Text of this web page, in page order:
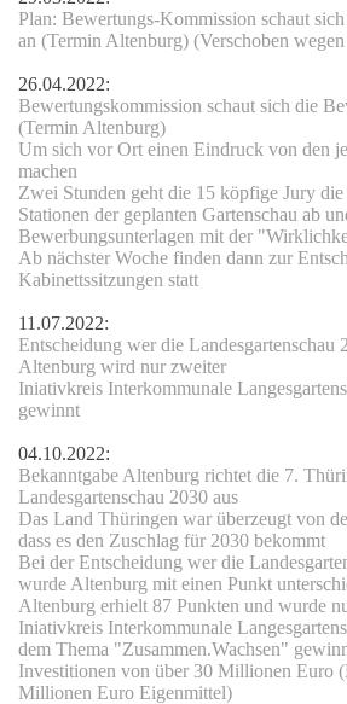
Plan: Bewertungs-Kommission schaut
an (Termin Altenburg) (Verschoben
26.04.2022:
Bewertungskommission schaut sich die
(Termin Altenburg)
Um sich vor Ort einen Eindruck von den
machen
Zwei Stunden geht die 15 köpfige Jury die
Stationen der geplanten Gartenschau ab
Bewerbungsunterlagen mit der
Ab nächster Woche finden dann zur
Kabinettssitzungen statt
11.07.2022:
Entscheidung wer die Landesgartenschau
Altenburg wird nur zweiter
Iniativkreis Interkommunale
gewinnt
04.10.2022:
Bekanntgabe Altenburg richtet die 7.
Landesgartenschau 2030 aus
Das Land Thüringen war überzeugt von
dass es den Zuschlag für 2030 bekommt
Bei der Entscheidung wer die
wurde Altenburg mit einen Punkt
Altenburg erhielt 87 Punkten und wurde
Iniativkreis Interkommunale
dem Thema "Zusammen.Wachsen"
Investitionen von über 30 Millionen Euro
Millionen Euro Eigenmittel)